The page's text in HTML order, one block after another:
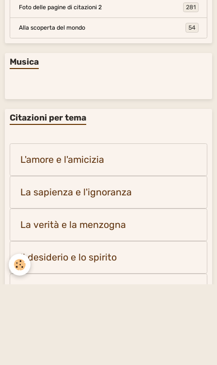
Foto delle pagine di citazioni 2 281
Alla scoperta del mondo 54
Musica
Citazioni per tema
L'amore e l'amicizia
La sapienza e l'ignoranza
La verità e la menzogna
Il desiderio e lo spirito